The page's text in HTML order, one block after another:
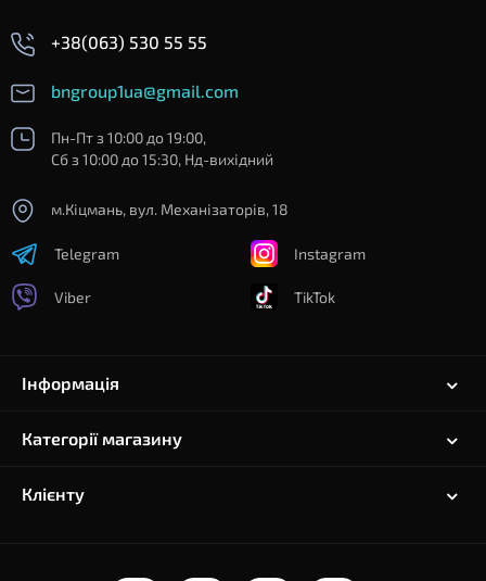
+38(063) 530 55 55
bngroup1ua@gmail.com
Пн-Пт з 10:00 до 19:00,
Сб з 10:00 до 15:30, Нд-вихідний
м.Кіцмань, вул. Механізаторів, 18
Telegram
Viber
Instagram
TikTok
Інформація
Категорії магазину
Клієнту